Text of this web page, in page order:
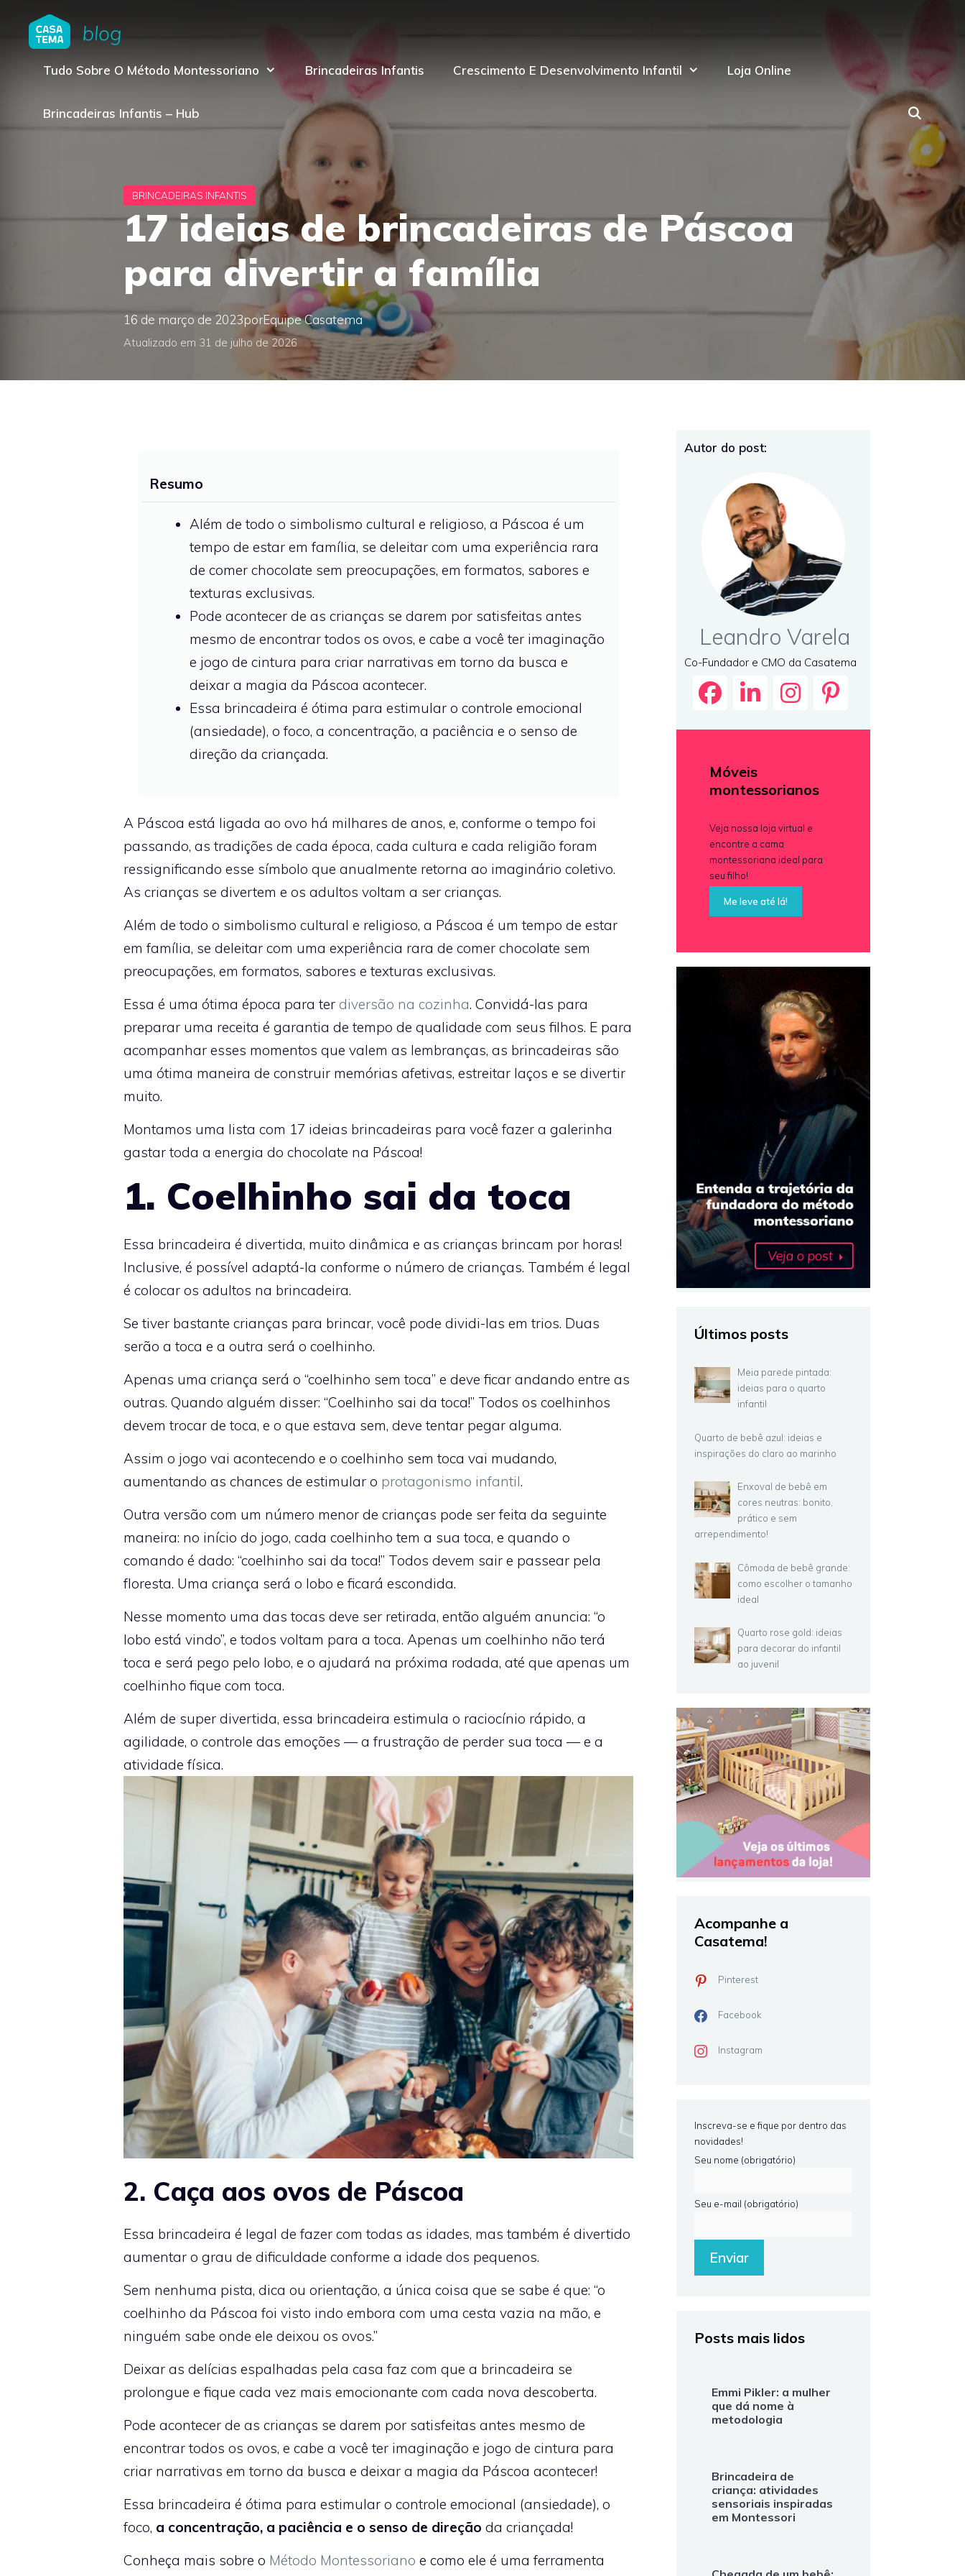
conteúdo
Tudo Sobre O Método Montessoriano Brincadeiras Infantis Crescimento E Desenvolvimento Infantil Loja Online
Brincadeiras Infantis – Hub
17 ideias de brincadeiras de Páscoa
para divertir a família
16 de março de 2023porEquipe Casatema
Atualizado em 31 de julho de 2026
Resumo
Além de todo o simbolismo cultural e religioso, a Páscoa é um
tempo de estar em família, se deleitar com uma experiência rara
de comer chocolate sem preocupações, em formatos, sabores e
texturas exclusivas.
Pode acontecer de as crianças se darem por satisfeitas antes
mesmo de encontrar todos os ovos, e cabe a você ter imaginação
e jogo de cintura para criar narrativas em torno da busca e
deixar a magia da Páscoa acontecer.
Essa brincadeira é ótima para estimular o controle emocional
(ansiedade), o foco, a concentração, a paciência e o senso de
direção da criançada.
A Páscoa está ligada ao ovo há milhares de anos, e, conforme o tempo foi
passando, as tradições de cada época, cada cultura e cada religião foram
ressignificando esse símbolo que anualmente retorna ao imaginário coletivo.
As crianças se divertem e os adultos voltam a ser crianças.
Além de todo o simbolismo cultural e religioso, a Páscoa é um tempo de estar
em família, se deleitar com uma experiência rara de comer chocolate sem
preocupações, em formatos, sabores e texturas exclusivas.
Essa é uma ótima época para ter diversão na cozinha. Convidá-las para
preparar uma receita é garantia de tempo de qualidade com seus filhos. E para
acompanhar esses momentos que valem as lembranças, as brincadeiras são
uma ótima maneira de construir memórias afetivas, estreitar laços e se divertir
muito.
Montamos uma lista com 17 ideias brincadeiras para você fazer a galerinha
gastar toda a energia do chocolate na Páscoa!
1. Coelhinho sai da toca
Essa brincadeira é divertida, muito dinâmica e as crianças brincam por horas!
Inclusive, é possível adaptá-la conforme o número de crianças. Também é legal
é colocar os adultos na brincadeira.
Se tiver bastante crianças para brincar, você pode dividi-las em trios. Duas
serão a toca e a outra será o coelhinho.
Apenas uma criança será o “coelhinho sem toca” e deve ficar andando entre as
outras. Quando alguém disser: “Coelhinho sai da toca!” Todos os coelhinhos
devem trocar de toca, e o que estava sem, deve tentar pegar alguma.
Assim o jogo vai acontecendo e o coelhinho sem toca vai mudando,
aumentando as chances de estimular o protagonismo infantil.
Outra versão com um número menor de crianças pode ser feita da seguinte
maneira: no início do jogo, cada coelhinho tem a sua toca, e quando o
comando é dado: “coelhinho sai da toca!” Todos devem sair e passear pela
floresta. Uma criança será o lobo e ficará escondida.
Nesse momento uma das tocas deve ser retirada, então alguém anuncia: “o
lobo está vindo”, e todos voltam para a toca. Apenas um coelhinho não terá
toca e será pego pelo lobo, e o ajudará na próxima rodada, até que apenas um
coelhinho fique com toca.
Além de super divertida, essa brincadeira estimula o raciocínio rápido, a
agilidade, o controle das emoções — a frustração de perder sua toca — e a
atividade física.
2. Caça aos ovos de Páscoa
Essa brincadeira é legal de fazer com todas as idades, mas também é divertido
aumentar o grau de dificuldade conforme a idade dos pequenos.
Sem nenhuma pista, dica ou orientação, a única coisa que se sabe é que: “o
coelhinho da Páscoa foi visto indo embora com uma cesta vazia na mão, e
ninguém sabe onde ele deixou os ovos.”
Deixar as delícias espalhadas pela casa faz com que a brincadeira se
prolongue e fique cada vez mais emocionante com cada nova descoberta.
Pode acontecer de as crianças se darem por satisfeitas antes mesmo de
encontrar todos os ovos, e cabe a você ter imaginação e jogo de cintura para
criar narrativas em torno da busca e deixar a magia da Páscoa acontecer!
Essa brincadeira é ótima para estimular o controle emocional (ansiedade), o
foco, a concentração, a paciência e o senso de direção da criançada!
Conheça mais sobre o Método Montessoriano e como ele é uma ferramenta
Autor do post:
Leandro Varela
Co-Fundador e CMO da Casatema
Móveis
montessorianos
Veja nossa loja virtual e
encontre a cama
montessoriana ideal para
seu filho!
Me leve até lá!
Últimos posts
Meia parede pintada:
ideias para o quarto
infantil
Quarto de bebê azul: ideias e
inspirações do claro ao marinho
Enxoval de bebê em
cores neutras: bonito,
prático e sem
arrependimento!
Cômoda de bebê grande:
como escolher o tamanho
ideal
Quarto rose gold: ideias
para decorar do infantil
ao juvenil
Acompanhe a
Casatema!
Pinterest
Facebook
Instagram
Inscreva-se e fique por dentro das
novidades!
Seu nome (obrigatório)
Seu e-mail (obrigatório)
Posts mais lidos
Emmi Pikler: a mulher
que dá nome à
metodologia
Brincadeira de
criança: atividades
sensoriais inspiradas
em Montessori